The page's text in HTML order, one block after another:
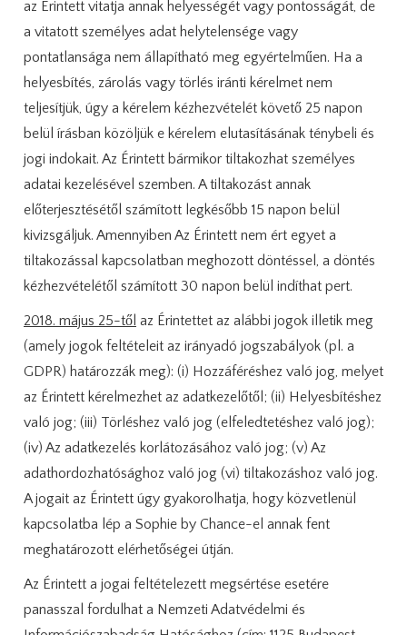
az Érintett vitatja annak helyességét vagy pontosságát, de
a vitatott személyes adat helytelensége vagy
pontatlansága nem állapítható meg egyértelműen. Ha a
helyesbítés, zárolás vagy törlés iránti kérelmet nem
teljesítjük, úgy a kérelem kézhezvételét követő 25 napon
belül írásban közöljük e kérelem elutasításának ténybeli és
jogi indokait. Az Érintett bármikor tiltakozhat személyes
adatai kezelésével szemben. A tiltakozást annak
előterjesztésétől számított legkésőbb 15 napon belül
kivizsgáljuk. Amennyiben Az Érintett nem ért egyet a
tiltakozással kapcsolatban meghozott döntéssel, a döntés
kézhezvételétől számított 30 napon belül indíthat pert.
2018. május 25-től az Érintettet az alábbi jogok illetik meg
(amely jogok feltételeit az irányadó jogszabályok (pl. a
GDPR) határozzák meg): (i) Hozzáféréshez való jog, melyet
az Érintett kérelmezhet az adatkezelőtől; (ii) Helyesbítéshez
való jog; (iii) Törléshez való jog (elfeledtetéshez való jog);
(iv) Az adatkezelés korlátozásához való jog; (v) Az
adathordozhatósághoz való jog (vi) tiltakozáshoz való jog.
A jogait az Érintett úgy gyakorolhatja, hogy közvetlenül
kapcsolatba lép a Sophie by Chance-el annak fent
meghatározott elérhetőségei útján.
Az Érintett a jogai feltételezett megsértése esetére
panasszal fordulhat a Nemzeti Adatvédelmi és